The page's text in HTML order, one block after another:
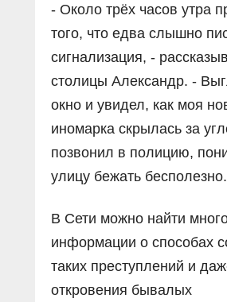
- Около трёх часов утра
того, что едва слышно
сигнализация, -
столицы Александр. -
окно и увидел, как моя
иномарка скрылась за
позвонил в полицию,
улицу бежать бесполезно.
В Сети можно найти
информации о способах
таких преступлений и
откровения бывалых